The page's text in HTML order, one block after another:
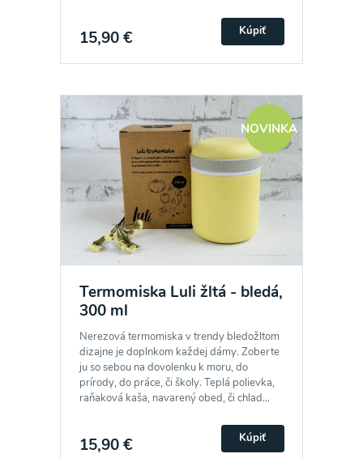
15,90 € Kúpiť
NOVINKA
Termomiska Luli žltá - bledá,
300 ml
Nerezová termomiska v trendy bledožltom
dizajne je doplnkom každej dámy. Zoberte
ju so sebou na dovolenku k moru, do
prírody, do práce, či školy. Teplá polievka,
raňaková kaša, navarený obed, či chlad...
15,90 € Kúpiť